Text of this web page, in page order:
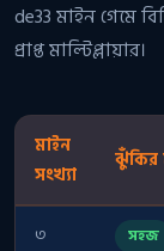
de33 মাইন গেমে
প্রাপ্ত মাল্টিপ্লায়ার।
মাইন
সংখ্যা
ঝুঁকির
৩ সহজ